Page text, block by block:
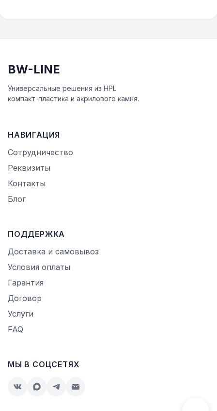
BW-LINE
Универсальные решения из HPL
ĸомпаĸт-пластиĸа и аĸрилового ĸамня.
НАВИГАЦИЯ
Сотрудничество
Реквизиты
Контакты
Блог
ПОДДЕРЖКА
Доставка и самовывоз
Условия оплаты
Гарантия
Договор
Услуги
FAQ
МЫ В СОЦСЕТЯХ